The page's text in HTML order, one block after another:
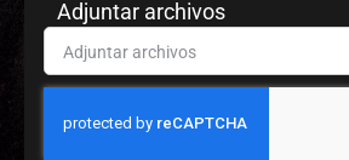
Adjuntar archivos